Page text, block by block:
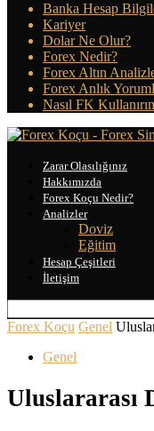
Banka Hesap
Kariyer
Dolar Ne Olur?
Forex Nedir?
Forex Altın
Forex Anlık
Nasıl FK
Zarar Olasılığınız
Hakkımızda
Forex Koçu Nedir?
Analizler
Doviz
Eğitim
Hesap Çeşitleri
İletişim
Forex Koçu Genel
Genel
Uluslararası